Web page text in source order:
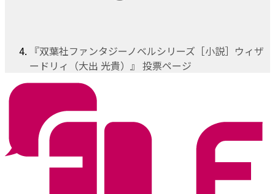
『双葉社ファンタジーノベルシリーズ［小説］ウィザ
ードリィ（大出 光貴）』 投票ページ